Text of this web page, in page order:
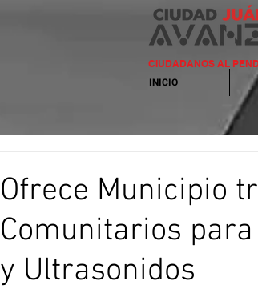
CIUDADANOS AL
INICIO
Ofrece Municipio
Comunitarios
y Ultrasonidos